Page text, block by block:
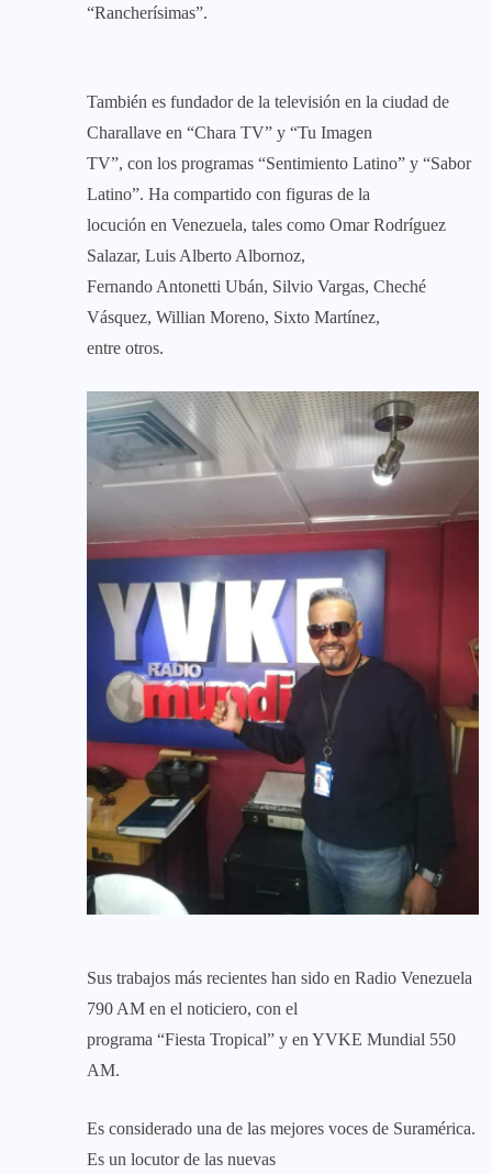
“Rancherísimas”.
También es fundador de la televisión en la ciudad de
Charallave en “Chara TV” y “Tu Imagen
TV”, con los programas “Sentimiento Latino” y “Sabor
Latino”. Ha compartido con figuras de la
locución en Venezuela, tales como Omar Rodríguez
Salazar, Luis Alberto Albornoz,
Fernando Antonetti Ubán, Silvio Vargas, Cheché
Vásquez, Willian Moreno, Sixto Martínez,
entre otros.
Sus trabajos más recientes han sido en Radio Venezuela
790 AM en el noticiero, con el
programa “Fiesta Tropical” y en YVKE Mundial 550
AM.
Es considerado una de las mejores voces de Suramérica.
Es un locutor de las nuevas